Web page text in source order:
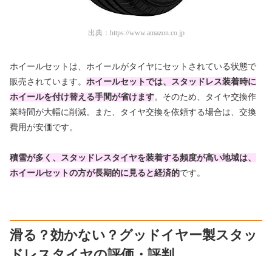
出典： https://www.amazon.co.jp
ホイールセットは、ホイールがタイヤにセットされている状態で
販売されています。 ホイールセットでは、スタッドレス装着時に
ホイールを付け替える手間が省けます。そのため、タイヤ交換作
業時間が大幅に削減。また、タイヤ交換を依頼する場合は、交換
費用が安価です。
積雪が多く、スタッドレスタイヤを装着する頻度が高い地域は、
ホイールセットの方が長期的に見ると経済的です。
滑る？効かない？グッドイヤー製スタッ